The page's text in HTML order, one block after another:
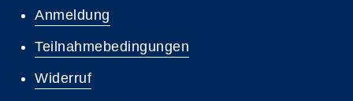
Anmeldung
Teilnahmebedingungen
Widerruf